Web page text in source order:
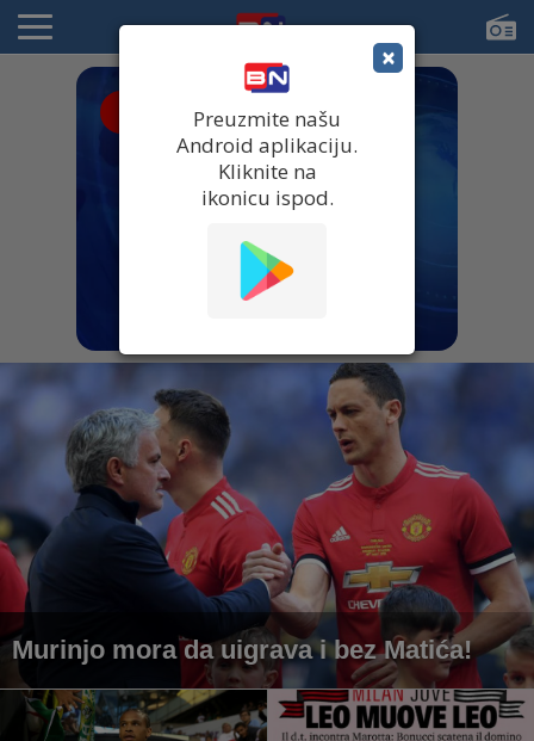
Murinjo mora da uigrava i bez Matića!
×
Preuzmite našu
Android aplikaciju.
Kliknite na
ikonicu ispod.